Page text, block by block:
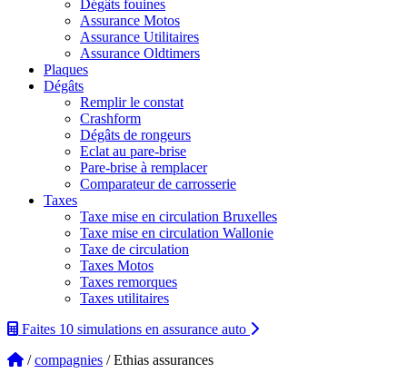
Dégâts fouines
Assurance Motos
Assurance Utilitaires
Assurance Oldtimers
Plaques
Dégâts
Remplir le constat
Crashform
Dégâts de rongeurs
Eclat au pare-brise
Pare-brise à remplacer
Comparateur de carrosserie
Taxes
Taxe mise en circulation Bruxelles
Taxe mise en circulation Wallonie
Taxe de circulation
Taxes Motos
Taxes remorques
Taxes utilitaires
Faites 10 simulations en assurance auto
/compagnies / Ethias assurances